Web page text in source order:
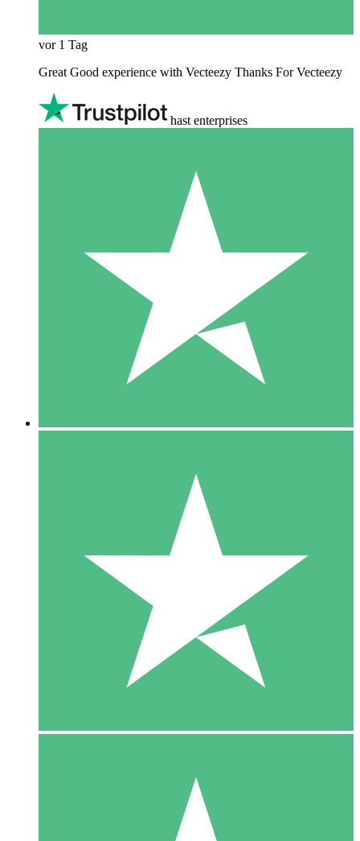
vor 1 Tag
Great Good experience with Vecteezy Thanks For Vecteezy
hast enterprises